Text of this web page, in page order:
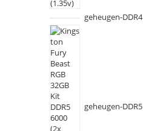
geheugen-DDR4
geheugen-DDR5